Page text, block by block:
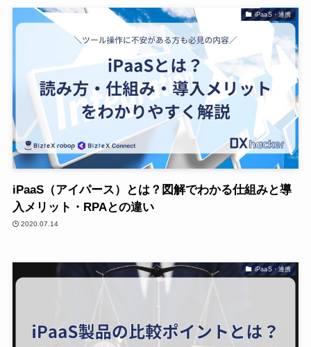
iPaaS・連携
iPaaS（アイパース）とは？図解でわかる仕組みと導
入メリット・RPAとの違い
2020.07.14
iPaaS・連携